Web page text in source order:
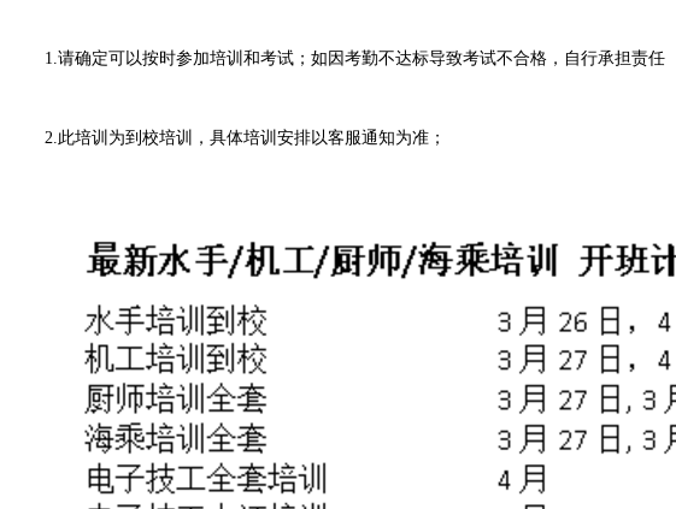
1.请确定可以按时参加培训和考试；如因考勤不达标导致考试不合格，自行承担责任
2.此培训为到校培训，具体培训安排以客服通知为准；